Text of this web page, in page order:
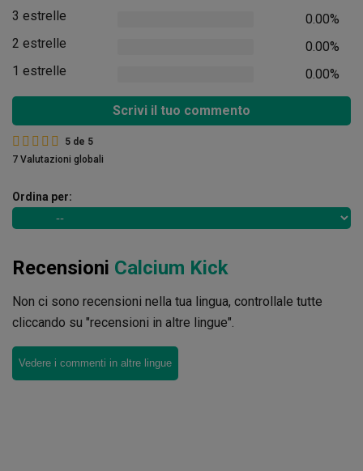
3 estrelle
0.00%
2 estrelle
0.00%
1 estrelle
0.00%
Scrivi il tuo commento
5 de 5
7 Valutazioni globali
Ordina per:
Recensioni Calcium Kick
Non ci sono recensioni nella tua lingua, controllale tutte
cliccando su "recensioni in altre lingue".
Vedere i commenti in altre lingue